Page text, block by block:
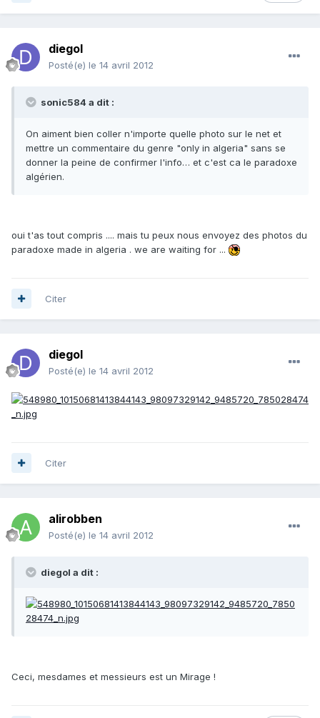
diegol
Posté(e) le 14 avril 2012
sonic584 a dit :
On aiment bien coller n'importe quelle photo sur le net et
mettre un commentaire du genre "only in algeria" sans se
donner la peine de confirmer l'info… et c'est ca le paradoxe
algérien.
oui t'as tout compris .... mais tu peux nous envoyez des photos du
paradoxe made in algeria . we are waiting for ...
Citer
diegol
Posté(e) le 14 avril 2012
Citer
alirobben
Posté(e) le 14 avril 2012
diegol a dit :
Ceci, mesdames et messieurs est un Mirage !